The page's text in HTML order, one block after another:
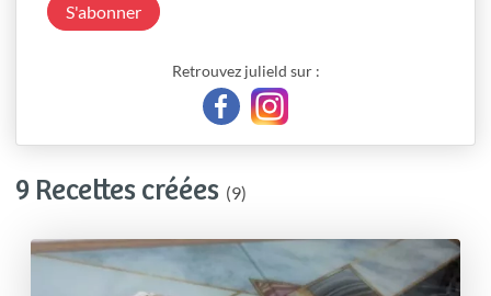
S'abonner
Retrouvez julield sur :
9 Recettes créées (9)